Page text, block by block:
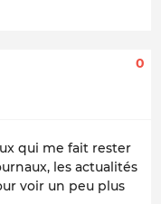
0
qui me fait rester
les actualités
voir un peu plus